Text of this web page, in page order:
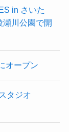
in さいた
川公園で開
オープン
タジオ